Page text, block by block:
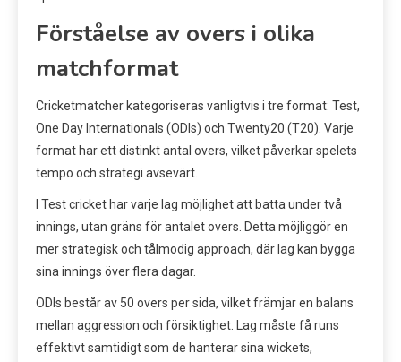
Förståelse av overs i olika
matchformat
Cricketmatcher kategoriseras vanligtvis i tre format: Test,
One Day Internationals (ODIs) och Twenty20 (T20). Varje
format har ett distinkt antal overs, vilket påverkar spelets
tempo och strategi avsevärt.
I Test cricket har varje lag möjlighet att batta under två
innings, utan gräns för antalet overs. Detta möjliggör en
mer strategisk och tålmodig approach, där lag kan bygga
sina innings över flera dagar.
ODIs består av 50 overs per sida, vilket främjar en balans
mellan aggression och försiktighet. Lag måste få runs
effektivt samtidigt som de hanterar sina wickets,